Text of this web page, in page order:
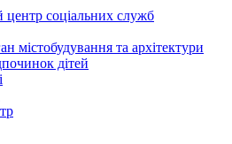
центр соціальних служб
містобудування та архітектури
дітей